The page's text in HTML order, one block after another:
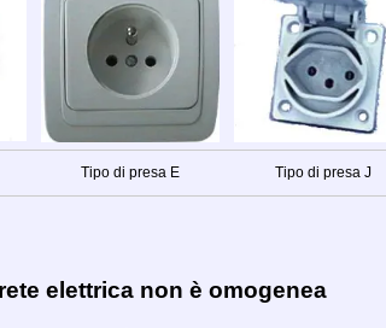
Tipo di presa E Tipo di presa J
elettrica non è omogenea